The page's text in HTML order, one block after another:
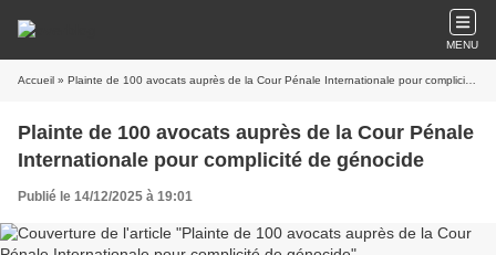
MENU
Accueil » Plainte de 100 avocats auprès de la Cour Pénale Internationale pour complicité de génocide
Plainte de 100 avocats auprès de la Cour Pénale
Internationale pour complicité de génocide
Publié le 14/12/2025 à 19:01